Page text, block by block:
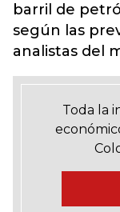
barril de
según las
analistas del
Toda la